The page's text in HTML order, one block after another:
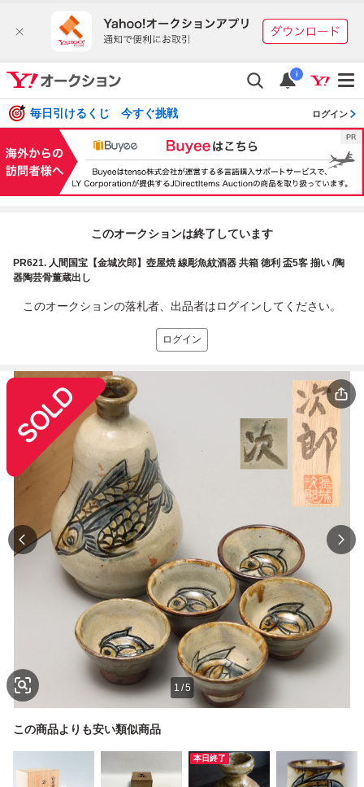
i
毎日引けるくじ 今すぐ挑戦 ログイン
このオークションは終了しています
PR621. 人間国宝【金城次郎】壺屋焼 線彫魚紋酒器 共箱 徳利 盃5客 揃い /陶
器陶芸骨董蔵出し
このオークションの落札者、出品者はログインしてください。
ログイン
1 /5
この商品よりも安い類似商品
本日終了